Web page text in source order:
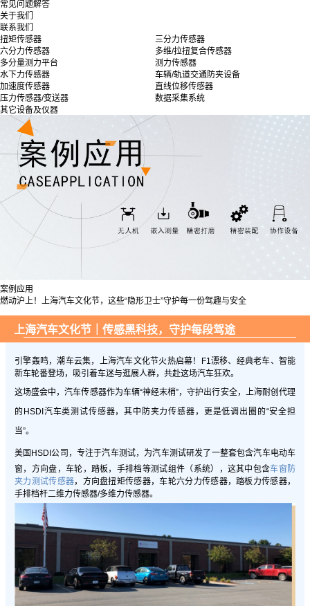
常见问题解答
关于我们
联系我们
扭矩传感器
三分力传感器
六分力传感器
多维/拉扭复合传感器
多分量测力平台
测力传感器
水下力传感器
车辆/轨道交通防夹设备
加速度传感器
直线位移传感器
压力传感器/变送器
数据采集系统
其它设备及仪器
案例应用
燃动沪上！上海汽车文化节，这些“隐形卫士”守护每一份驾趣与安全
上海汽车文化节｜传感黑科技，守护每段驾途
引擎轰鸣，潮车云集，上海汽车文化节火热启幕！F1漂移、经典老车、智能
新车轮番登场，吸引着车迷与逛展人群，共赴这场汽车狂欢。
这场盛会中，汽车传感器作为车辆“神经末梢”，守护出行安全，上海耐创代理
的HSDI汽车类测试传感器，其中防夹力传感器，更是低调出圈的“安全担
当”。
美国HSDI公司， 专注于汽车测试，为汽车测试研发了一整套包含汽车电动车
窗，方向盘，车轮，踏板，手排档等测试组件（系统），这其中包含车窗防
夹力测试传感器，方向盘扭矩传感器，车轮六分力传感器，踏板力传感器，
手排档杆二维力传感器/多维力传感器。